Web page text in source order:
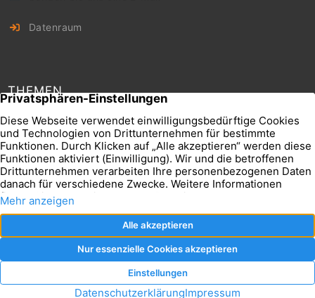
Datenraum
THEMEN
Unser hallenpool
Transparenzerklärung
Leistungsstärke
Impressum
Das sind wir
Datenschutz
AGB